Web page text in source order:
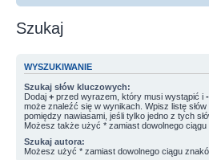
Szukaj
WYSZUKIWANIE
Szukaj słów kluczowych:
Dodaj + przed wyrazem, który musi wystąpić i -
może znaleźć się w wynikach. Wpisz listę
pomiędzy nawiasami, jeśli tylko jedno z tych
Możesz także użyć * zamiast dowolnego ciągu
Szukaj autora:
Możesz użyć * zamiast dowolnego ciągu